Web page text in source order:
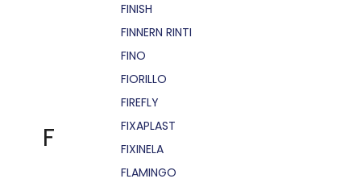
F
FINISH
FINNERN RINTI
FINO
FIORILLO
FIREFLY
FIXAPLAST
FIXINELA
FLAMINGO